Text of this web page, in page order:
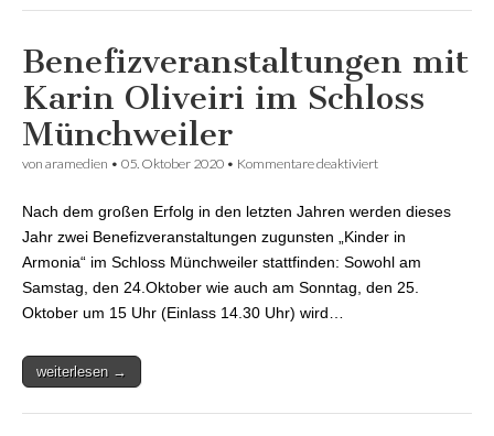
Benefizveranstaltungen mit
Karin Oliveiri im Schloss
Münchweiler
von aramedien • 05. Oktober 2020 • Kommentare deaktiviert
Schloss
Nach dem großen Erfolg in den letzten Jahren werden dieses
Jahr zwei Benefizveranstaltungen zugunsten „Kinder in
Armonia“ im Schloss Münchweiler stattfinden: Sowohl am
Samstag, den 24.Oktober wie auch am Sonntag, den 25.
Oktober um 15 Uhr (Einlass 14.30 Uhr) wird…
weiterlesen →